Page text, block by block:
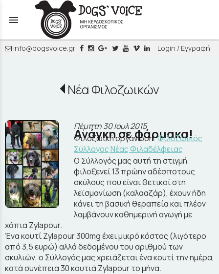
menu
info@dogsvoice.gr Login / Εγγραφή
Νέα Φιλοζωικών
Ανάγκη σε φάρμακα!
Πέμπτη 30 Ιουλ 2015
Φιλοζωική οργάνωση:Φιλοζωικός
Σύλλογος Νέας Φιλαδέλφειας
Ο Σύλλογός μας αυτή τη στιγμή
φιλοξενεί 13 πρώην αδέσποτους
σκύλους που είναι θετικοί στη
λεϊσμανίωση (καλααζάρ), έχουν ήδη
κάνει τη βασική θεραπεία και πλέον
λαμβάνουν καθημερινή αγωγή με
χάπια Zylapour.
Ένα κουτί Zylapour 300mg έχει μικρό κόστος (λιγότερο
από 3,5 ευρώ) αλλά δεδομένου του αριθμού των
σκυλιών, ο Σύλλογός μας χρειάζεται ένα κουτί την ημέρα,
κατά συνέπεια 30 κουτιά Zylapour το μήνα.